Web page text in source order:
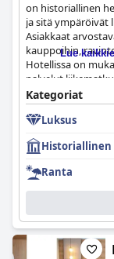
on historiallinen
ja sitä ympäröivät
Asiakkaat
kauppoihin,
Hotellissa on
palvelut liikematkustajille.
arvosteluja
aamiaista
Hotellin
arvostivat
vaihtelevia
vuodevaatteet
Kaiken kaikkiaan
merkityksensä ja
hotelli on ehdoton
haluaa kokea
kulttuurin.
Lue
Kategoriat
Luksus
Historiallinen
Ranta